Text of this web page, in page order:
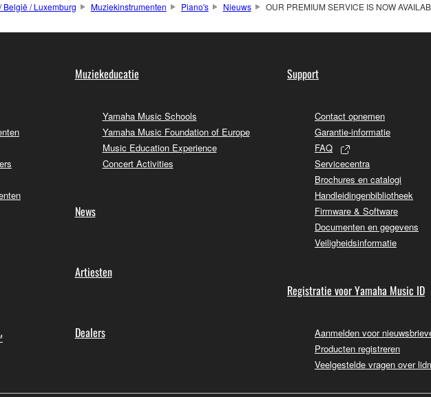
België / Luxemburg Muziekinstrumenten Piano's Nieuws OUR PREMIUM SERVICE IS NOW
Muziekeducatie
Yamaha Music Schools
Yamaha Music Foundation of Europe
Music Education Experience
Concert Activities
News
Artiesten
Dealers
Support
Contact opnemen
Garantie-informatie
FAQ
Servicecentra
Brochures en catalogi
Handleidingenbibliotheek
Firmware & Software
Documenten en gegevens
Veiligheidsinformatie
Registratie voor Yamaha Music ID
Aanmelden voor
Producten registreren
Veelgestelde vragen over